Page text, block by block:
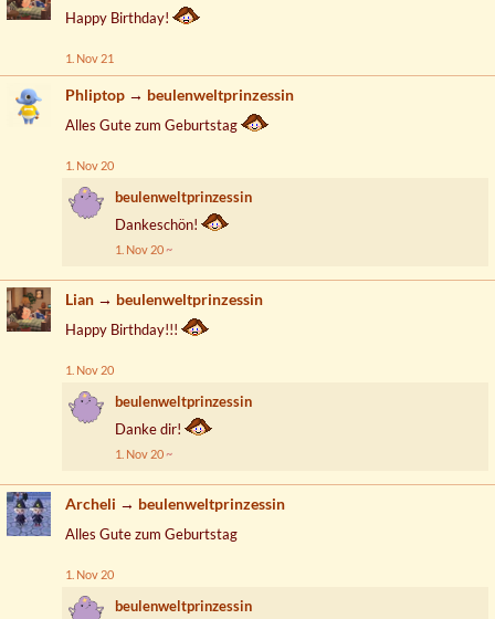
Happy Birthday!
1. Nov 21
Phliptop → beulenweltprinzessin
Alles Gute zum Geburtstag
1. Nov 20
beulenweltprinzessin
Dankeschön!
1. Nov 20
Lian → beulenweltprinzessin
Happy Birthday!!!
1. Nov 20
beulenweltprinzessin
Danke dir!
1. Nov 20
Archeli → beulenweltprinzessin
Alles Gute zum Geburtstag
1. Nov 20
beulenweltprinzessin